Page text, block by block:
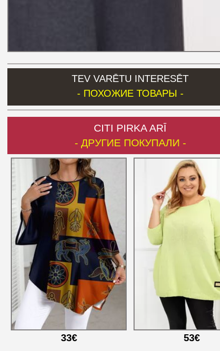
TEV VARĒTU INTERESĒT
- ПОХОЖИЕ ТОВАРЫ -
CITI PIRKA ARĪ
- ДРУГИЕ ПОКУПАЛИ -
33€ 53€